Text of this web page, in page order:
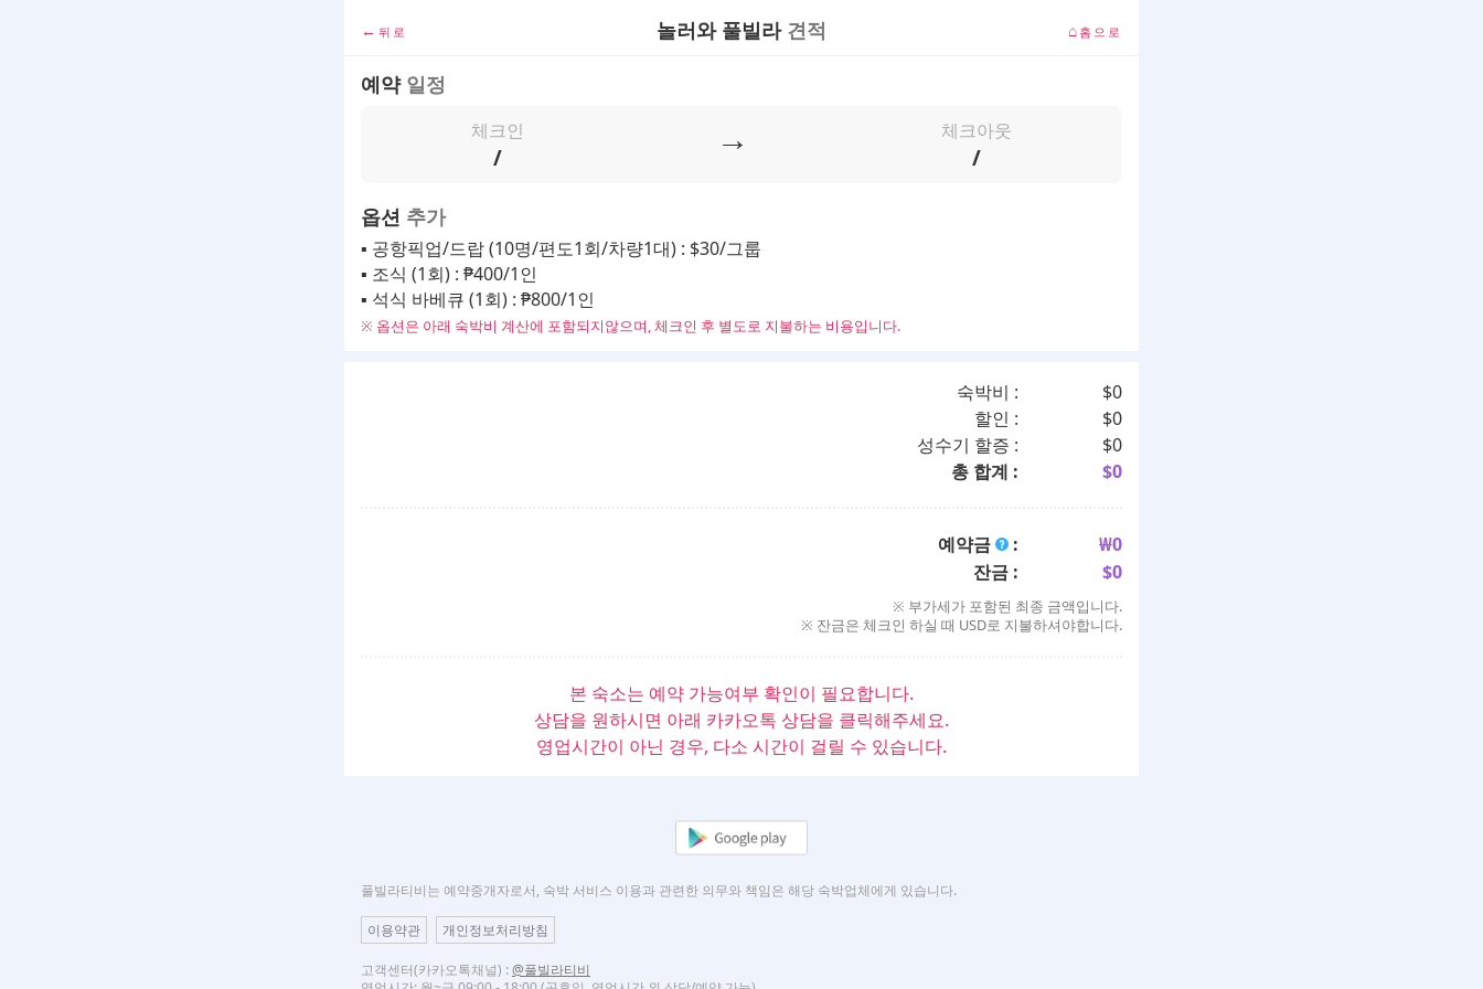
← 뒤로 놀러와 풀빌라 견적 ⌂홈으로
예약 일정
체크인
/ → 체크아웃
/
옵션 추가
▪ 공항픽업/드랍 (10명/편도1회/차량1대) : $30/그룹
▪ 조식 (1회) : ₱400/1인
▪ 석식 바베큐 (1회) : ₱800/1인
※ 옵션은 아래 숙박비 계산에 포함되지않으며, 체크인 후 별도로 지불하는 비용입니다.
숙박비 : $0
할인 :
$0
성수기 할증 : $0
총 합계 :
$0
예약금 : ₩0
잔금 :
$0
※ 부가세가 포함된 최종 금액입니다.
※ 잔금은 체크인 하실 때 USD로 지불하셔야합니다.
본 숙소는 예약 가능여부 확인이 필요합니다.
상담을 원하시면 아래 카카오톡 상담을 클릭해주세요.
영업시간이 아닌 경우, 다소 시간이 걸릴 수 있습니다.
풀빌라티비는 예약중개자로서, 숙박 서비스 이용과 관련한 의무와 책임은 해당 숙박업체에게 있습니다.
이용약관 개인정보처리방침
고객센터(카카오톡채널) :@풀빌라티비